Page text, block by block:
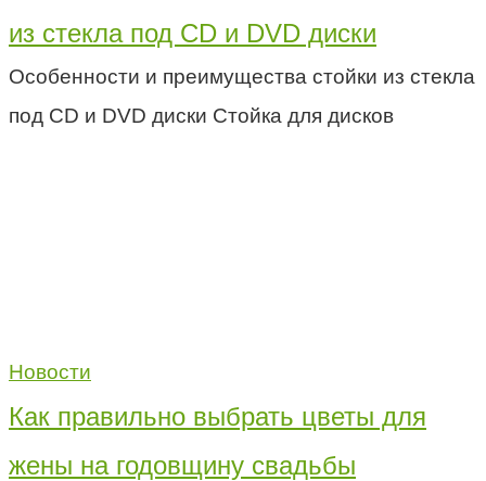
из стекла под CD и DVD диски
Особенности и преимущества стойки из стекла
под CD и DVD диски Стойка для дисков
Новости
Как правильно выбрать цветы для
жены на годовщину свадьбы